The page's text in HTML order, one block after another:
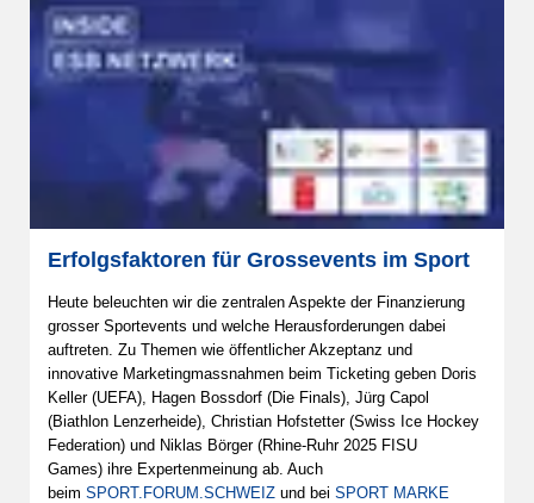
Erfolgsfaktoren für Grossevents im Sport
Heute beleuchten wir die zentralen Aspekte der Finanzierung
grosser Sportevents und welche Herausforderungen dabei
auftreten. Zu Themen wie öffentlicher Akzeptanz und
innovative Marketingmassnahmen beim Ticketing geben Doris
Keller (UEFA), Hagen Bossdorf (Die Finals), Jürg Capol
(Biathlon Lenzerheide), Christian Hofstetter (Swiss Ice Hockey
Federation) und Niklas Börger (Rhine-Ruhr 2025 FISU
Games) ihre Expertenmeinung ab. Auch
beim SPORT.FORUM.SCHWEIZ und bei SPORT MARKE